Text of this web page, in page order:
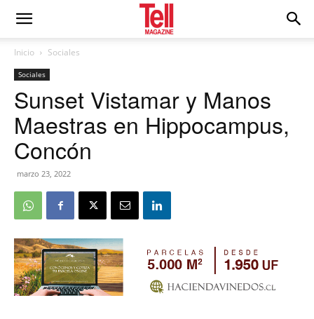
Inicio Sociales
Sociales
Sunset Vistamar y Manos
Maestras en Hippocampus,
Concón
marzo 23, 2022